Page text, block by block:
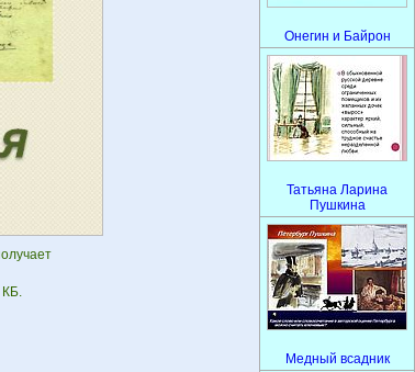
КБ.
Онегин и Байрон
Татьяна Ларина
Пушкина
Медный всадник